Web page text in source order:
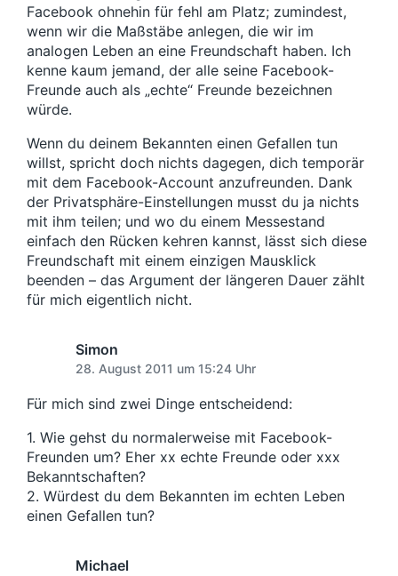
Facebook ohnehin für fehl am Platz; zumindest,
wenn wir die Maßstäbe anlegen, die wir im
analogen Leben an eine Freundschaft haben. Ich
kenne kaum jemand, der alle seine Facebook-
Freunde auch als „echte“ Freunde bezeichnen
würde.
Wenn du deinem Bekannten einen Gefallen tun
willst, spricht doch nichts dagegen, dich temporär
mit dem Facebook-Account anzufreunden. Dank
der Privatsphäre-Einstellungen musst du ja nichts
mit ihm teilen; und wo du einem Messestand
einfach den Rücken kehren kannst, lässt sich diese
Freundschaft mit einem einzigen Mausklick
beenden – das Argument der längeren Dauer zählt
für mich eigentlich nicht.
Simon
28. August 2011 um 15:24 Uhr
Für mich sind zwei Dinge entscheidend:
1. Wie gehst du normalerweise mit Facebook-
Freunden um? Eher xx echte Freunde oder xxx
Bekanntschaften?
2. Würdest du dem Bekannten im echten Leben
einen Gefallen tun?
Michael